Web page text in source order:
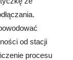
od stacji
procesu